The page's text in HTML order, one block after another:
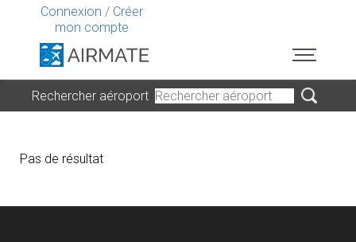
Connexion / Créer
mon compte
Rechercher aéroport
Pas de résultat